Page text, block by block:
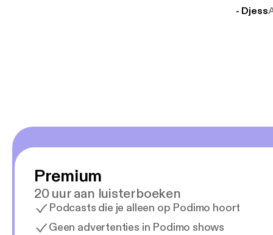
- Djess
Premium
20 uur aan luisterboeken
Podcasts die je alleen op Podimo hoort
Geen advertenties in Podimo shows